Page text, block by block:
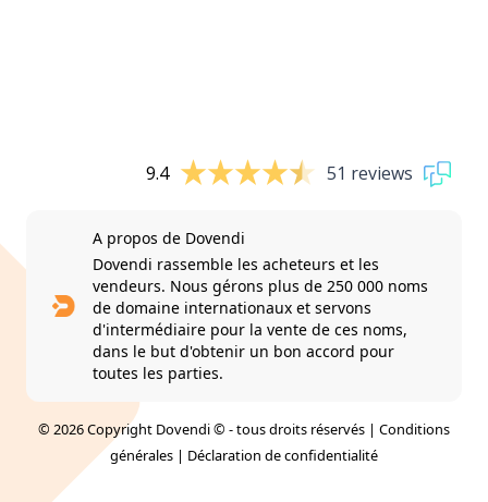
9.4 51 reviews
A propos de Dovendi
Dovendi rassemble les acheteurs et les
vendeurs. Nous gérons plus de 250 000 noms
de domaine internationaux et servons
d'intermédiaire pour la vente de ces noms,
dans le but d'obtenir un bon accord pour
toutes les parties.
© 2026 Copyright Dovendi © - tous droits réservés | Conditions
générales | Déclaration de confidentialité